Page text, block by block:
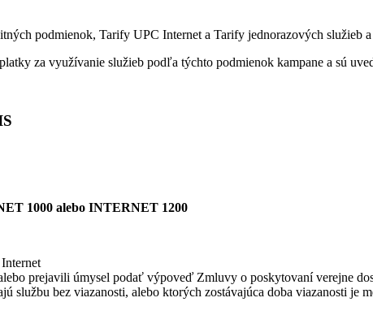
podmienok, Tarify UPC Internet a Tarify jednorazových služieb
za využívanie služieb podľa týchto podmienok kampane a sú
1000 alebo INTERNET 1200
prejavili úmysel podať výpoveď Zmluvy o poskytovaní verejne
službu bez viazanosti, alebo ktorých zostávajúca doba viazanosti je